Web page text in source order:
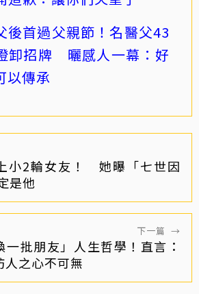
後首過父親節！名醫父43
卸招牌 曬感人一幕：好
以傳承
小2輪女友！ 她曝「七世因
是他
下一篇 →
批朋友」人生哲學！直言：
人之心不可無